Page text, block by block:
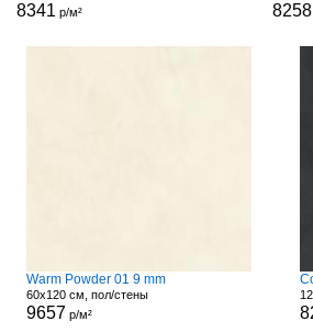
8341 р/м² 8258
Warm Powder 01 9 mm
60x120 см, пол/стены
9657 р/м²